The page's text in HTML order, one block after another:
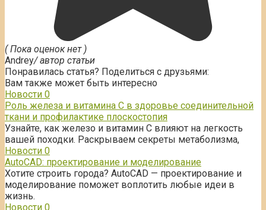
( Пока оценок нет )
Andrey/ автор статьи
Понравилась статья? Поделиться с друзьями:
Вам также может быть интересно
Новости 0
Роль железа и витамина С в здоровье соединительной
ткани и профилактике плоскостопия
Узнайте, как железо и витамин С влияют на легкость
вашей походки. Раскрываем секреты метаболизма,
Новости 0
AutoCAD: проектирование и моделирование
Хотите строить города? AutoCAD — проектирование и
моделирование поможет воплотить любые идеи в
жизнь.
Новости 0